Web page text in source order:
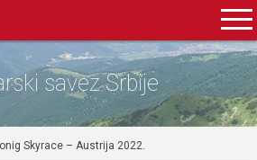
savez Srbije
Skyrace – Austrija 2022.